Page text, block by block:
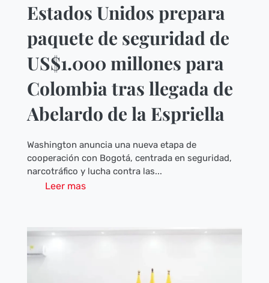
Estados Unidos prepara
paquete de seguridad de
US$1.000 millones para
Colombia tras llegada de
Abelardo de la Espriella
Washington anuncia una nueva etapa de
cooperación con Bogotá, centrada en seguridad,
narcotráfico y lucha contra las...
Leer mas